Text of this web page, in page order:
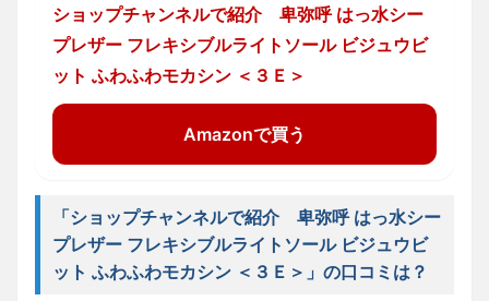
ショップチャンネルで紹介 卑弥呼 はっ水シー
プレザー フレキシブルライトソール ビジュウビ
ット ふわふわモカシン ＜３Ｅ＞
Amazonで買う
「ショップチャンネルで紹介 卑弥呼 はっ水シー
プレザー フレキシブルライトソール ビジュウビ
ット ふわふわモカシン ＜３Ｅ＞」の口コミは？